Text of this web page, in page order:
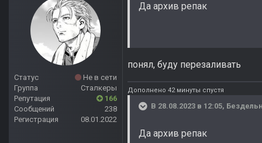
Статус
Не в сети
Группа
Сталкеры
Репутация
166
Сообщений
238
Регистрация
08.01.2022
Да архив репак
понял, буду перезаливать
Дополнено 42 минуты спустя
В 28.08.2023 в 12:05,
Да архив репак